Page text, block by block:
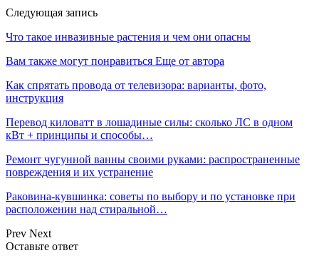
Следующая запись
Что такое инвазивные растения и чем они опасны
Вам также могут понравиться Еще от автора
Как спрятать провода от телевизора: варианты, фото,
инструкция
Перевод киловатт в лошадиные силы: сколько ЛС в одном
кВт + принципы и способы…
Ремонт чугунной ванны своими руками: распространенные
повреждения и их устранение
Раковина-кувшинка: советы по выбору и по установке при
расположении над стиральной…
Prev Next
Оставьте ответ